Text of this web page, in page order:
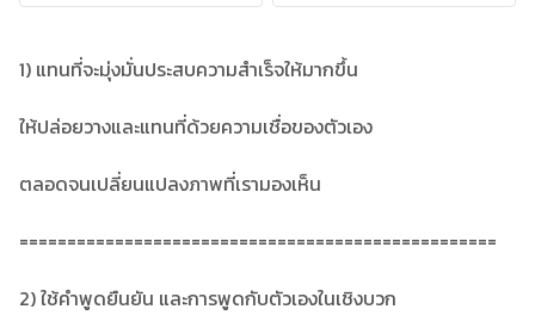
1) แทนที่จะมุ่งมั่นประสบความสำเร็จให้มากขึ้น
ให้ปล่อยวางและแทนที่ด้วยความเชื่อของตัวเอง
ตลอดจนเปลี่ยนแปลงภาพที่เรามองเห็น
==================================================
2) ใช้คำพูดยืนยัน และการพูดกับตัวเองในเชิงบวก